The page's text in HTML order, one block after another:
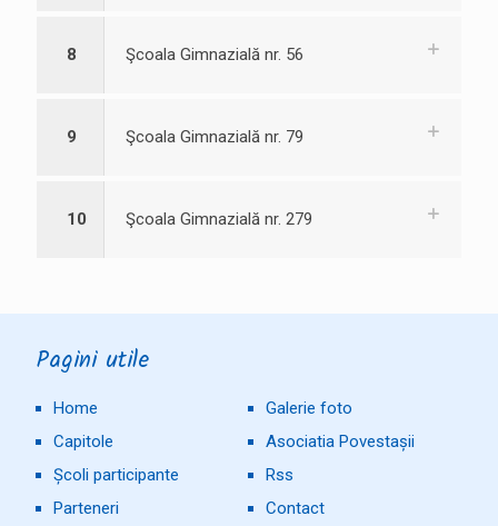
8 Şcoala Gimnazială nr. 56
9 Şcoala Gimnazială nr. 79
10 Şcoala Gimnazială nr. 279
Pagini utile
Home
Capitole
Școli participante
Parteneri
Galerie foto
Asociatia Povestașii
Rss
Contact